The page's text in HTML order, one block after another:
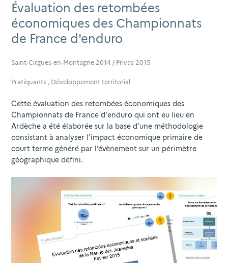
Évaluation des retombées
économiques des Championnats
de France d'enduro
Saint-Cirgues-en-Montagne 2014 / Privas 2015
Pratiquants , Développement territorial
Cette évaluation des retombées économiques des
Championnats de France d'enduro qui ont eu lieu en
Ardèche a été élaborée sur la base d’une méthodologie
consistant à analyser l'impact économique primaire de
court terme généré par l’évènement sur un périmètre
géographique défini.